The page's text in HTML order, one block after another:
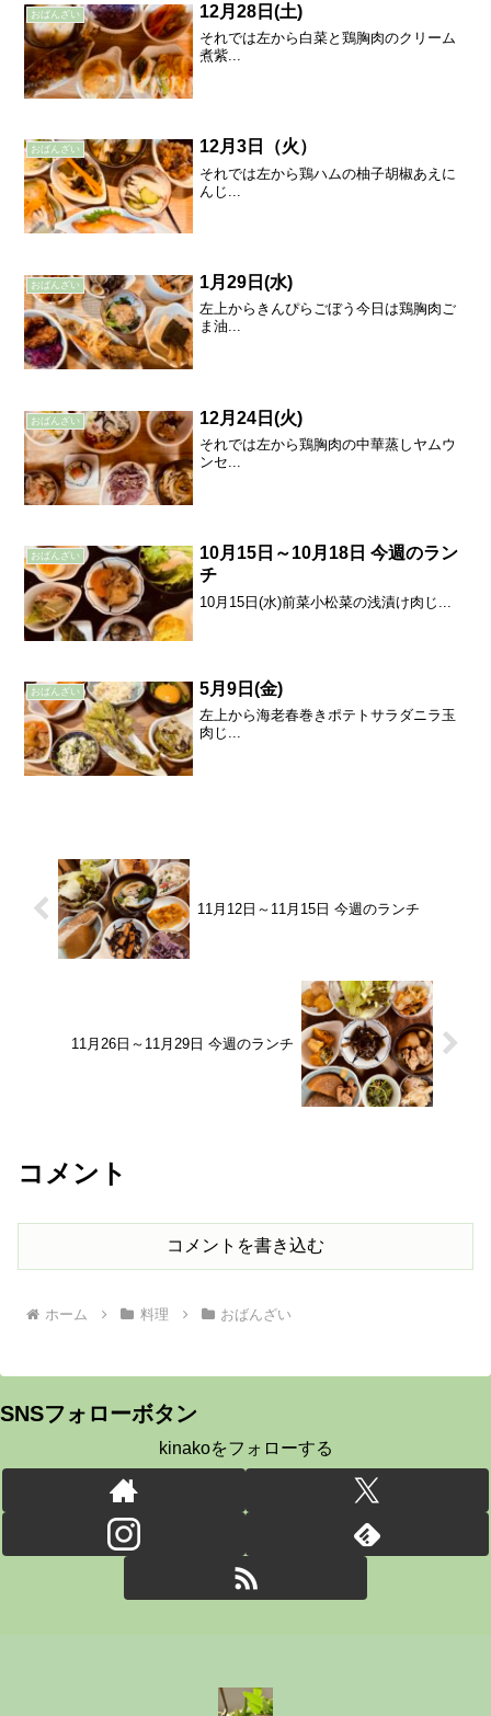
おばんざい 12月28日(土)
それでは左から白菜と鶏胸肉のクリーム
煮紫...
おばんざい 12月3日（火）
それでは左から鶏ハムの柚子胡椒あえに
んじ...
おばんざい 1月29日(水)
左上からきんぴらごぼう今日は鶏胸肉ご
ま油...
おばんざい 12月24日(火)
それでは左から鶏胸肉の中華蒸しヤムウ
ンセ...
おばんざい
10月15日～10月18日 今週のラン
チ
10月15日(水)前菜小松菜の浅漬け肉じ...
おばんざい 5月9日(金)
左上から海老春巻きポテトサラダニラ玉
肉じ...
11月12日～11月15日 今週のランチ
11月26日～11月29日 今週のランチ
コメント
コメントを書き込む
ホーム 料理 おばんざい
SNSフォローボタン
kinakoをフォローする